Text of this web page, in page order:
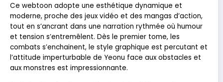
Ce webtoon adopte une esthétique dynamique et
moderne, proche des jeux vidéo et des mangas d’action,
tout en s’ancrant dans une narration rythmée où humour
et tension s’entremêlent. Dès le premier tome, les
combats s’enchainent, le style graphique est percutant et
l’attitude imperturbable de Yeonu face aux obstacles et
aux monstres est impressionnante.